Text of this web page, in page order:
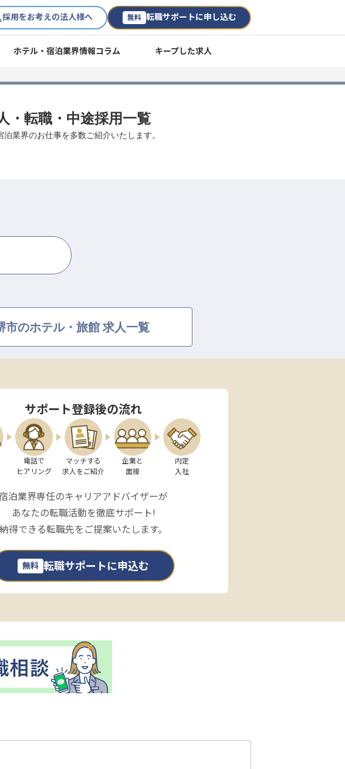
採用をお考えの法人様へ 無料 転職サポートに申し込む
ホテル・宿泊業界情報コラム キープした求人
・転職・中途採用一覧
業界のお仕事を多数ご紹介いたします。
市のホテル・旅館 求人一覧
サポート登録後の流れ
電話で
ヒアリング
マッチする
求人をご紹介
企業と
面接
内定
入社
泊業界専任のキャリアアドバイザーが
あなたの転職活動を徹底サポート!
納得できる転職先をご提案いたします。
無料 転職サポートに申込む